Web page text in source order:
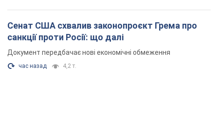
Сенат США схвалив законопроєкт Грема про
санкції проти Росії: що далі
Документ передбачає нові економічні обмеження
час назад 4,2 т.